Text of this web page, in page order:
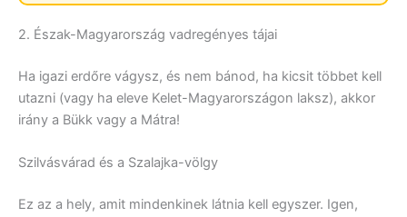
2. Észak-Magyarország vadregényes tájai
Ha igazi erdőre vágysz, és nem bánod, ha kicsit többet kell
utazni (vagy ha eleve Kelet-Magyarországon laksz), akkor
irány a Bükk vagy a Mátra!
Szilvásvárad és a Szalajka-völgy
Ez az a hely, amit mindenkinek látnia kell egyszer. Igen,